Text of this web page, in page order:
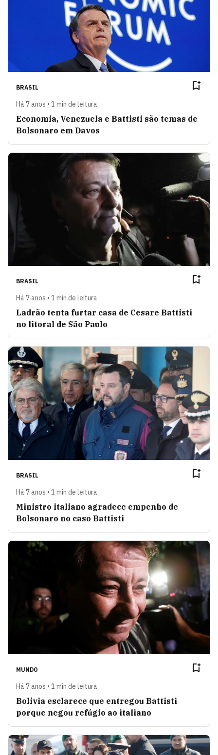
BRASIL
Há 7 anos • 1 min de leitura
Economia, Venezuela e Battisti são temas de
Bolsonaro em Davos
BRASIL
Há 7 anos • 1 min de leitura
Ladrão tenta furtar casa de Cesare Battisti
no litoral de São Paulo
BRASIL
Há 7 anos • 1 min de leitura
Ministro italiano agradece empenho de
Bolsonaro no caso Battisti
MUNDO
Há 7 anos • 1 min de leitura
Bolívia esclarece que entregou Battisti
porque negou refúgio ao italiano